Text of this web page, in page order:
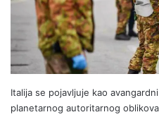
Italija se pojavljuje kao
planetarnog autoritarnog